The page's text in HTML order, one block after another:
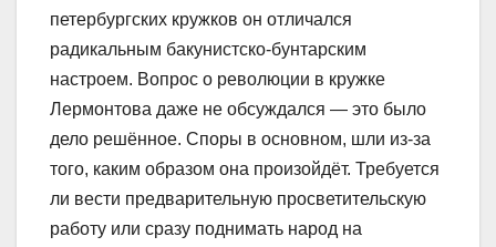
петербургских кружков он отличался
радикальным бакунистско-бунтарским
настроем. Вопрос о революции в кружке
Лермонтова даже не обсуждался ― это было
дело решённое. Споры в основном, шли из-за
того, каким образом она произойдёт. Требуется
ли вести предварительную просветительскую
работу или сразу поднимать народ на